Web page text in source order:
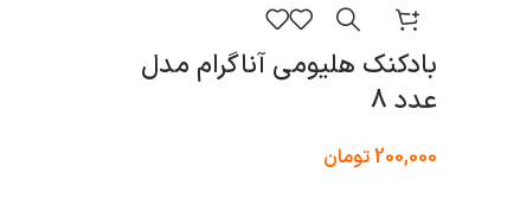
بادکنک هلیومی آناگرام مدل
عدد 8
200,000تومان